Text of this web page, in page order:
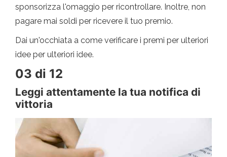
sponsorizza l'omaggio per ricontrollare. Inoltre, non
pagare mai soldi per ricevere il tuo premio.
Dai un'occhiata a come verificare i premi per ulteriori
idee per ulteriori idee.
03 di 12
Leggi attentamente la tua notifica di
vittoria